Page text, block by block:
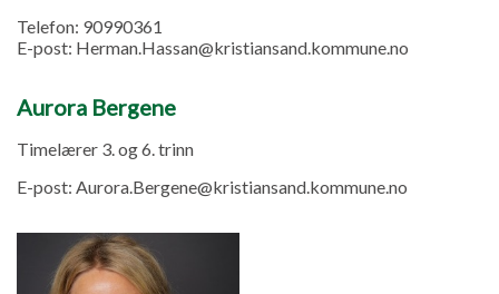
Telefon: 90990361
E-post: Herman.Hassan@kristiansand.kommune.no
Aurora Bergene
Timelærer 3. og 6. trinn
E-post: Aurora.Bergene@kristiansand.kommune.no